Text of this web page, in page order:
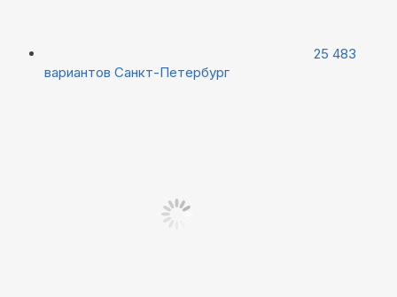
25 483
вариантов Санкт-Петербург